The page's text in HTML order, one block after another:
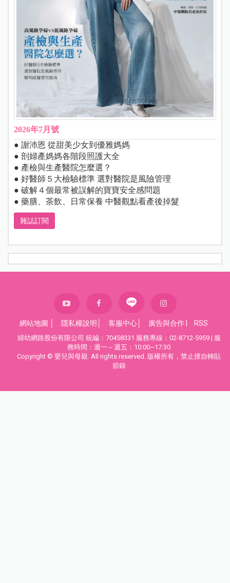
2026年7月號
● 謝沛恩 從甜美少女到優雅媽媽
● 剖婦產媽媽各階段照護大全
● 產檢與生產醫院怎麼選？
● 好醫師５大檢驗標準 選對醫院是風險管理
● 破解４個最常被誤解的寶寶安全感問題
● 藥膳、茶飲、日常保養 中醫觀點看產後掉髮
雜誌訂閱
網站地圖 隱私權說明 客服中心 廣告與合作| RSS
婦幼網路股份有限公司 統編：70458331 服務專線：02-8712-5959 | 服
務時間：週一～週五：10:00~17:30
Copyright © 嬰兒與母親. All rights reserved. 版權所有，禁止擅自轉貼
節錄